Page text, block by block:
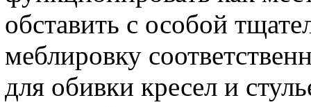
обставить с особой
меблировку
для обивки кресел и